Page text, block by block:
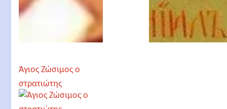
Άγιος Ζώσιμος ο
στρατιώτης